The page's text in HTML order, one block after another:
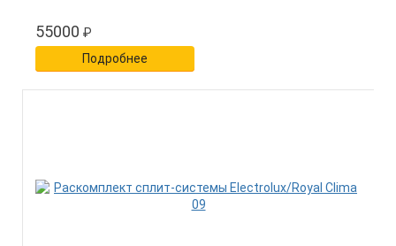
55000 ₽
Подробнее